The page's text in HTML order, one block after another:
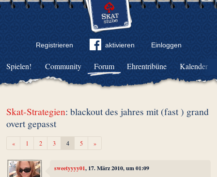
Registrieren aktivieren Einloggen
Community Forum Ehrentribüne Kalender
Spielen!
Skat-Strategien: blackout des jahres mit (fast ) grand
overt gepasst
«Zurück1 2 3 4 5 »Weiter
sweetyyyy01, 17. März 2010, um 01:09